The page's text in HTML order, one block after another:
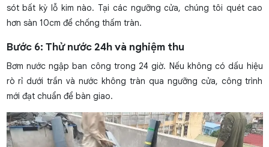
sót bất kỳ lỗ kim nào. Tại các ngưỡng cửa, chúng tôi quét cao
hơn sàn 10cm để chống thấm tràn.
Bước 6: Thử nước 24h và nghiệm thu
Bơm nước ngập ban công trong 24 giờ. Nếu không có dấu hiệu
rò rỉ dưới trần và nước không tràn qua ngưỡng cửa, công trình
mới đạt chuẩn để bàn giao.